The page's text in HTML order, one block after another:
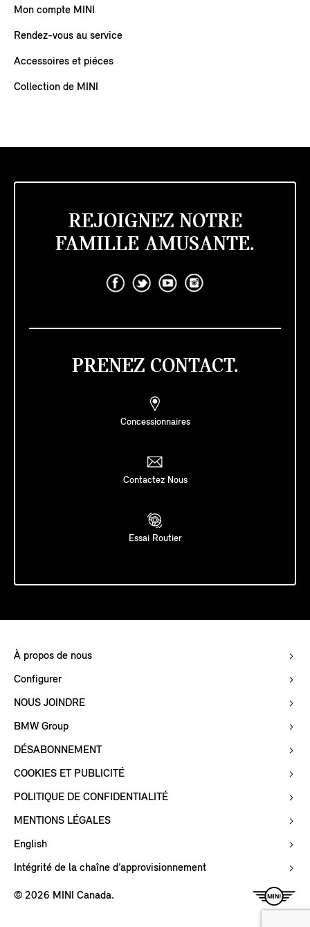
Mon compte MINI
Rendez-vous au service
Accessoires et piéces
Collection de MINI
REJOIGNEZ NOTRE
FAMILLE AMUSANTE.
PRENEZ CONTACT.
Concessionnaires
Contactez Nous
Essai Routier
À propos de nous
Configurer
NOUS JOINDRE
BMW Group
DÉSABONNEMENT
COOKIES ET PUBLICITÉ
POLITIQUE DE CONFIDENTIALITÉ
MENTIONS LÉGALES
English
Intégrité de la chaîne d’approvisionnement
© 2026 MINI Canada.